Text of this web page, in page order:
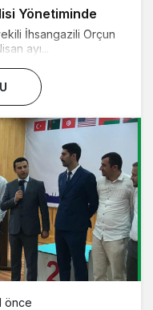
Yönetiminde
İhsangazili Orçun
ayı...
önce